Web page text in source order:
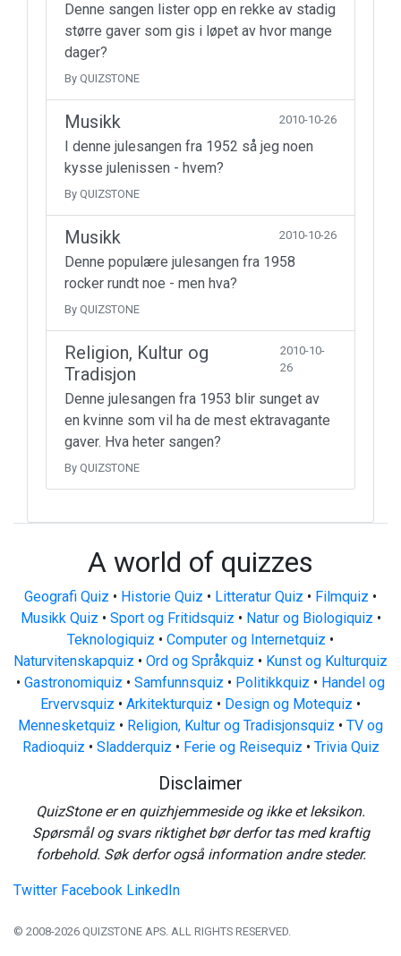
Denne sangen lister opp en rekke av stadig
større gaver som gis i løpet av hvor mange
dager?
By QUIZSTONE
Musikk 2010-10-26
I denne julesangen fra 1952 så jeg noen
kysse julenissen - hvem?
By QUIZSTONE
Musikk 2010-10-26
Denne populære julesangen fra 1958
rocker rundt noe - men hva?
By QUIZSTONE
Religion, Kultur og
Tradisjon
2010-10-
26
Denne julesangen fra 1953 blir sunget av
en kvinne som vil ha de mest ektravagante
gaver. Hva heter sangen?
By QUIZSTONE
A world of quizzes
Geografi Quiz • Historie Quiz • Litteratur Quiz • Filmquiz •
Musikk Quiz • Sport og Fritidsquiz • Natur og Biologiquiz •
Teknologiquiz • Computer og Internetquiz •
Naturvitenskapquiz • Ord og Språkquiz • Kunst og Kulturquiz
• Gastronomiquiz • Samfunnsquiz • Politikkquiz • Handel og
Ervervsquiz • Arkitekturquiz • Design og Motequiz •
Mennesketquiz • Religion, Kultur og Tradisjonsquiz • TV og
Radioquiz • Sladderquiz • Ferie og Reisequiz • Trivia Quiz
Disclaimer
QuizStone er en quizhjemmeside og ikke et leksikon.
Spørsmål og svars riktighet bør derfor tas med kraftig
forbehold. Søk derfor også information andre steder.
Twitter Facebook LinkedIn
© 2008-2026 QUIZSTONE APS. ALL RIGHTS RESERVED.